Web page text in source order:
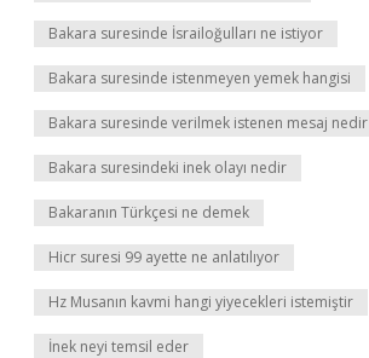
Bakara suresinde İsrailoğulları ne istiyor
Bakara suresinde istenmeyen yemek hangisi
Bakara suresinde verilmek istenen mesaj nedir
Bakara suresindeki inek olayı nedir
Bakaranın Türkçesi ne demek
Hicr suresi 99 ayette ne anlatılıyor
Hz Musanın kavmi hangi yiyecekleri istemiştir
İnek neyi temsil eder